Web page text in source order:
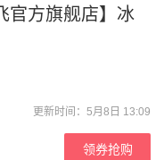
官方旗舰店】冰
更新时间：5月8日 13:09
领券抢购